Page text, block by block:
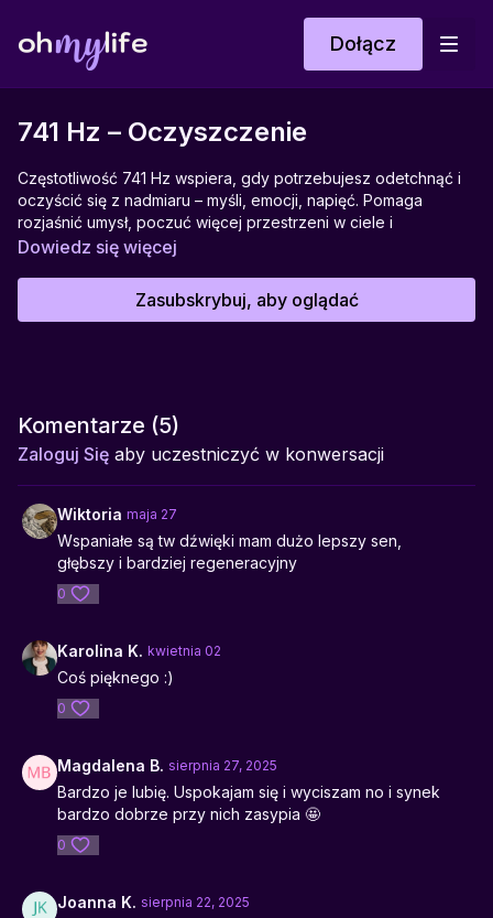
Dołącz
741 Hz – Oczyszczenie
Częstotliwość 741 Hz wspiera, gdy potrzebujesz odetchnąć i
oczyścić się z nadmiaru – myśli, emocji, napięć. Pomaga
rozjaśnić umysł, poczuć więcej przestrzeni w ciele i
uporządkować to, co stało się ciężkie. Wspiera w usuwaniu
Idealna do chwil, gdy chcesz się wyciszyć, odświeżyć i wrócić
emocjonalnym detoksie
Idealna do:
wieczornego resetu, pracy z intencją, medytacji
oczyszczającej, skupienia, pisania i regeneracji po
intensywnym dniu
Dowiedz się więcej
Zasubskrybuj, aby oglądać
Komentarze (5)
Zaloguj Się aby uczestniczyć w konwersacji
Wiktoria maja 27
Wspaniałe są tw dźwięki mam dużo lepszy sen,
głębszy i bardziej regeneracyjny
0
Karolina K. kwietnia 02
Coś pięknego :)
0
Magdalena B. sierpnia 27, 2025
Bardzo je lubię. Uspokajam się i wyciszam no i synek
bardzo dobrze przy nich zasypia 🤩
0
Joanna K. sierpnia 22, 2025